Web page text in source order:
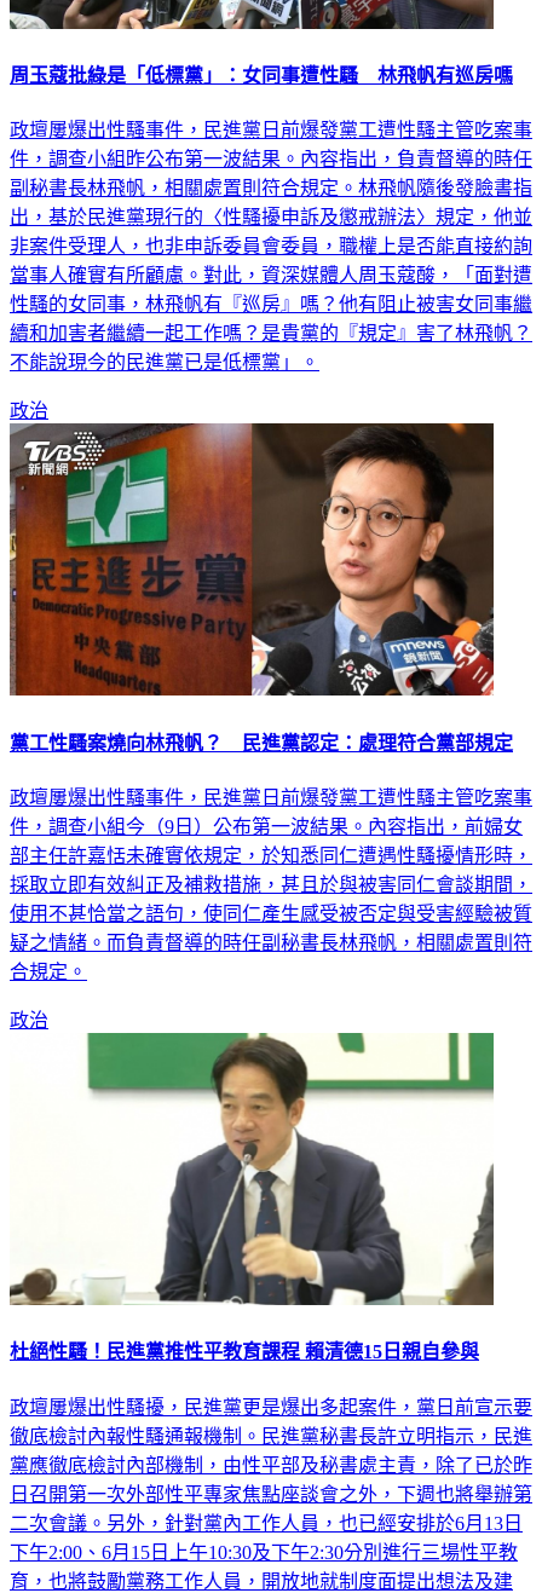
周玉蔻批綠是「低標黨」：女同事遭性騷 林飛帆有巡房嗎
政壇屢爆出性騷事件，民進黨日前爆發黨工遭性騷主管吃案事
件，調查小組昨公布第一波結果。內容指出，負責督導的時任
副秘書長林飛帆，相關處置則符合規定。林飛帆隨後發臉書指
出，基於民進黨現行的〈性騷擾申訴及懲戒辦法〉規定，他並
非案件受理人，也非申訴委員會委員，職權上是否能直接約詢
當事人確實有所顧慮。對此，資深媒體人周玉蔻酸，「面對遭
性騷的女同事，林飛帆有『巡房』嗎？他有阻止被害女同事繼
續和加害者繼續一起工作嗎？是貴黨的『規定』害了林飛帆？
不能說現今的民進黨已是低標黨」。
政治
黨工性騷案燒向林飛帆？ 民進黨認定：處理符合黨部規定
政壇屢爆出性騷事件，民進黨日前爆發黨工遭性騷主管吃案事
件，調查小組今（9日）公布第一波結果。內容指出，前婦女
部主任許嘉恬未確實依規定，於知悉同仁遭遇性騷擾情形時，
採取立即有效糾正及補救措施，甚且於與被害同仁會談期間，
使用不甚恰當之語句，使同仁產生感受被否定與受害經驗被質
疑之情緒。而負責督導的時任副秘書長林飛帆，相關處置則符
合規定。
政治
杜絕性騷！民進黨推性平教育課程 賴清德15日親自參與
政壇屢爆出性騷擾，民進黨更是爆出多起案件，黨日前宣示要
徹底檢討內報性騷通報機制。民進黨秘書長許立明指示，民進
黨應徹底檢討內部機制，由性平部及秘書處主責，除了已於昨
日召開第一次外部性平專家焦點座談會之外，下週也將舉辦第
二次會議。另外，針對黨內工作人員，也已經安排於6月13日
下午2:00、6月15日上午10:30及下午2:30分別進行三場性平教
育，也將鼓勵黨務工作人員，開放地就制度面提出想法及建